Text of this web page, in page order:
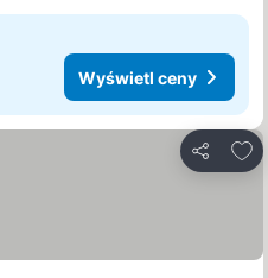
Wyświetl ceny
Udostępnij